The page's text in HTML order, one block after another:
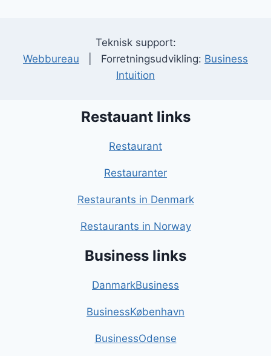
Teknisk support:
Webbureau | Forretningsudvikling: Business
Intuition
Restauant links
Restaurant
Restauranter
Restaurants in Denmark
Restaurants in Norway
Business links
DanmarkBusiness
BusinessKøbenhavn
BusinessOdense